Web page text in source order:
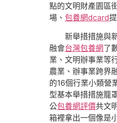
點的文明財產園區
場、 包養網dcard
新舉措措施與
融會台灣包養網了
業、文明辦事業等
農業、辦事業跨界
的16個行業小類營
型基本舉措措施籠
公包養網評價共文
箱裡拿出一個像是